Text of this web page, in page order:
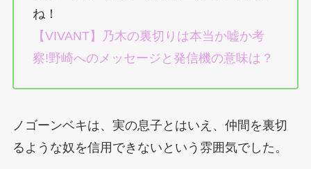
ね！
【VIVANT】乃木の裏切りは本当か嘘か考
察!野崎へのメッセージと発信機の意味は？
ノゴーンベキは、実の息子とはいえ、仲間を裏切
るような奴を信用できないという雰囲気でした。